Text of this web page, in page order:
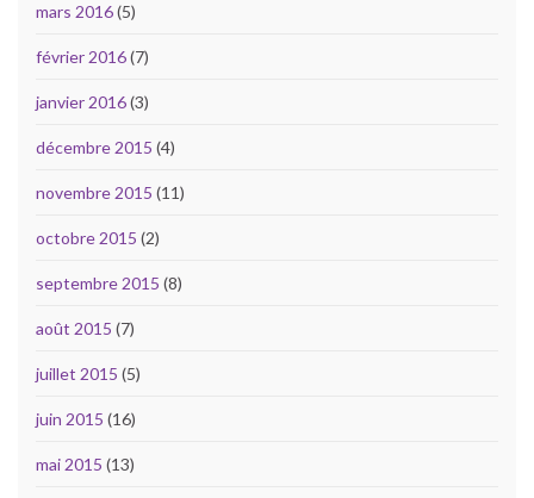
mars 2016(5)
février 2016(7)
janvier 2016(3)
décembre 2015 (4)
novembre 2015 (11)
octobre 2015 (2)
septembre 2015 (8)
août 2015 (7)
juillet 2015 (5)
juin 2015 (16)
mai 2015 (13)